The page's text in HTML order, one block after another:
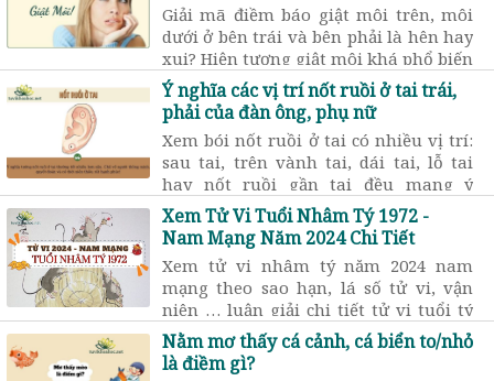
Giải mã điềm báo giật môi trên, môi
dưới ở bên trái và bên phải là hên hay
xui? Hiện tượng giật môi khá phổ biến
ở cả nam và nữ thường mang đến
những dự cảm về tâm linh hiếm gặp
Ý nghĩa các vị trí nốt ruồi ở tai trái,
phải của đàn ông, phụ nữ
Xem bói nốt ruồi ở tai có nhiều vị trí:
sau tai, trên vành tai, dái tai, lỗ tai
hay nốt ruồi gần tai đều mang ý
nghĩa dự đoán về tài lộc, sức khỏe và
tình cảm của đàn ông và phụ nữ.
Những người có nốt ruồi trên tai nhìn
chung thông minh và quyết đoán hơn
trong việc xử lý mọi việc ...
Xem Tử Vi Tuổi Nhâm Tý 1972 -
Nam Mạng Năm 2024 Chi Tiết
Xem tử vi nhâm tý năm 2024 nam
mạng theo sao hạn, lá số tử vi, vận
niên … luận giải chi tiết tử vi tuổi tý
1972 nam mạng năm 2024 về công
danh, tài lộc, sự nghiệp…
Nằm mơ thấy cá cảnh, cá biển to/nhỏ
là điềm gì?